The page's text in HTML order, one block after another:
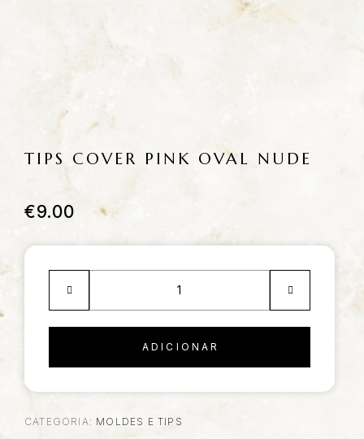
TIPS COVER PINK OVAL NUDE
€9.00
ADICIONAR
CATEGORIA: MOLDES E TIPS